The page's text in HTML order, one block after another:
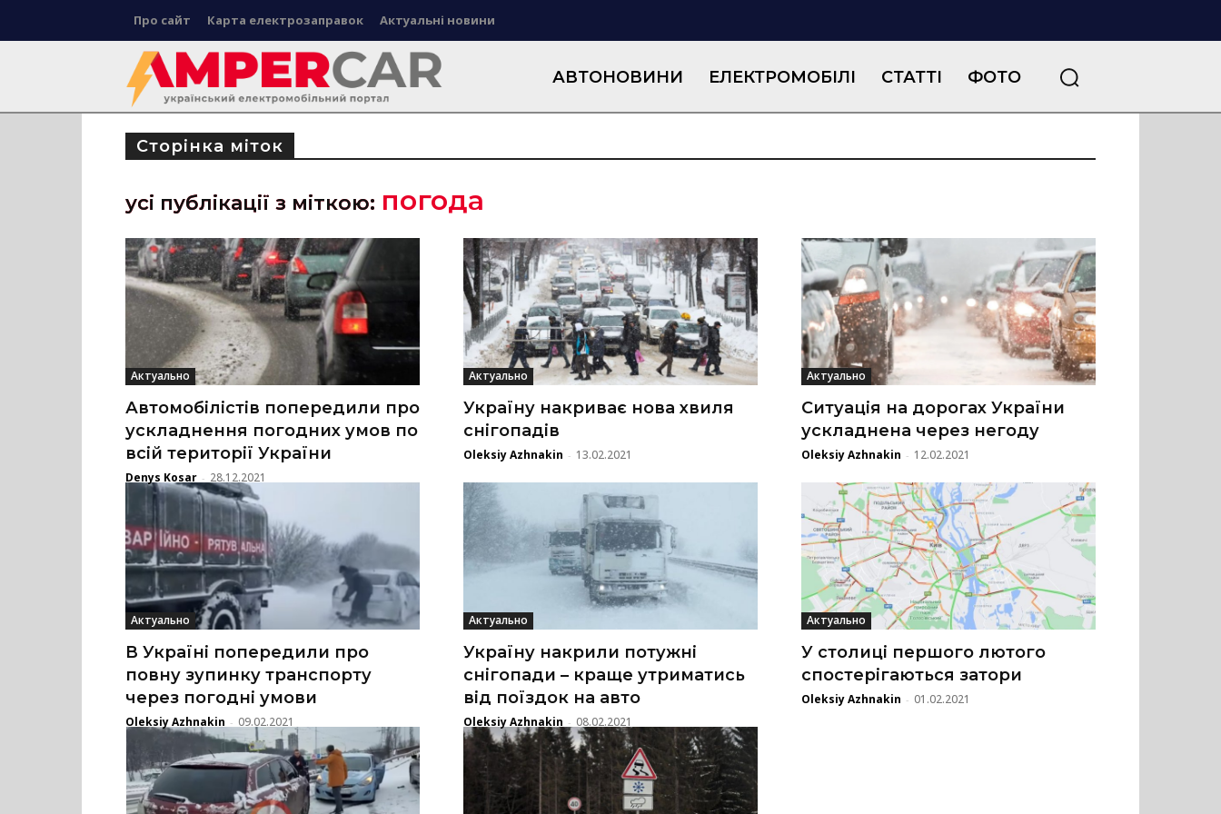
Про сайт Карта електрозаправок Актуальні новини
АВТОНОВИНИ ЕЛЕКТРОМОБІЛІ СТАТТІ ФОТО
Сторінка міток
усі публікації з міткою: погода
Актуально
Автомобілістів попередили про
ускладнення погодних умов по
всій території України
Denys Kosar - 28.12.2021
Актуально
Україну накриває нова хвиля
снігопадів
Oleksiy Azhnakin - 13.02.2021
Актуально
Ситуація на дорогах України
ускладнена через негоду
Oleksiy Azhnakin - 12.02.2021
Актуально
В Україні попередили про
повну зупинку транспорту
через погодні умови
Oleksiy Azhnakin - 09.02.2021
Актуально
Україну накрили потужні
снігопади – краще утриматись
від поїздок на авто
Oleksiy Azhnakin - 08.02.2021
Актуально
У столиці першого лютого
спостерігаються затори
Oleksiy Azhnakin - 01.02.2021